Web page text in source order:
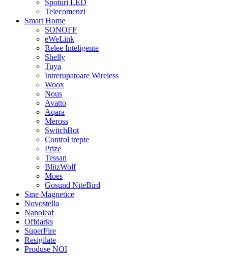
Spoturi LED
Telecomenzi
Smart Home
SONOFF
eWeLink
Relee Inteligente
Shelly
Tuya
Intrerupatoare Wireless
Woox
Nous
Avatto
Aqara
Meross
SwitchBot
Control trepte
Prize
Tessan
BlitzWolf
Moes
Gosund NiteBird
Sine Magnetice
Novostella
Nanoleaf
Offdarks
SuperFire
Resigilate
Produse NOI